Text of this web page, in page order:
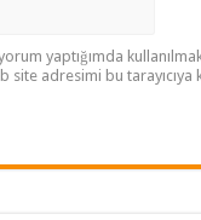
yaptığımda
site adresimi bu tarayıcıya